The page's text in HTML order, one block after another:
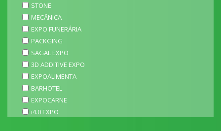
STONE
MECÂNICA
EXPO FUNERÁRIA
PACKGING
SAGAL EXPO
3D ADDITIVE EXPO
EXPOALIMENTA
BARHOTEL
EXPOCARNE
i4.0 EXPO